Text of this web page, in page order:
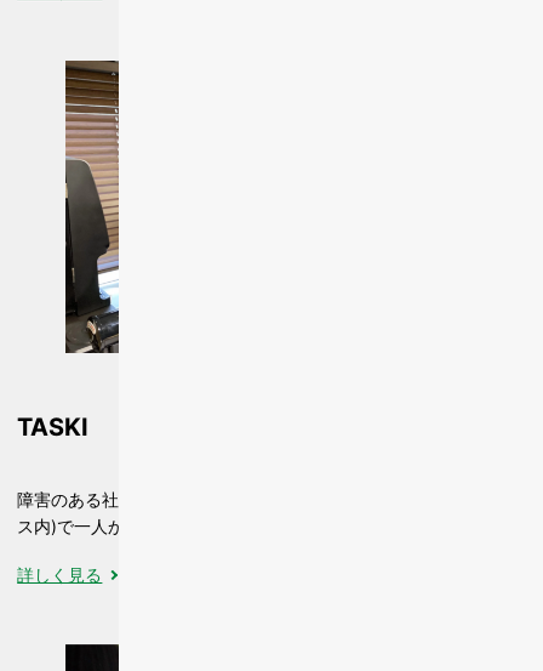
TASKI
障害のある社員が、その他の社員と同じ空間(例えば企業のオフィ
ス内)で一人から行える業務を創出し、活躍の場を広げる
詳しく見る